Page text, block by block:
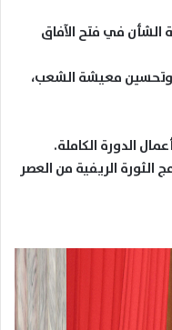
الشأن في فتح الآفاق
وتحسين معيشة الشعب،
الدورة الكاملة.
الثورة الريفية من العصر